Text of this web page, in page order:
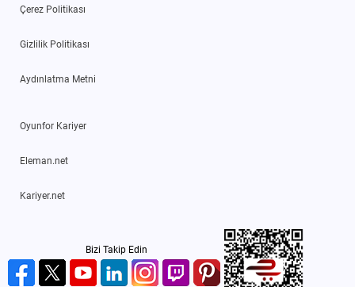
Çerez Politikası
Gizlilik Politikası
Aydınlatma Metni
Oyunfor Kariyer
Eleman.net
Kariyer.net
Bizi Takip Edin